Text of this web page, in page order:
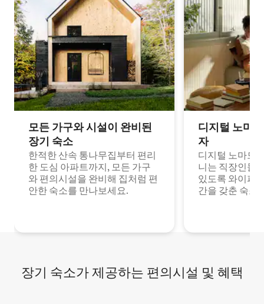
모든 가구와 시설이 완비된
장기 숙소
한적한 산속 통나무집부터 편리
한 도심 아파트까지, 모든 가구
와 편의시설을 완비해 집처럼 편
안한 숙소를 만나보세요.
디지털 노마
자
디지털 노마드
니는 직장인들
있도록 와이파
간을 갖춘 숙소
장기 숙소가 제공하는 편의시설 및 혜택